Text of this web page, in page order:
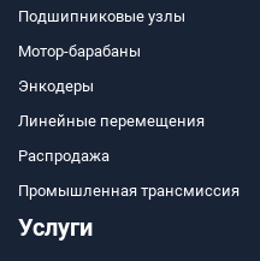
Подшипниковые узлы
Мотор-барабаны
Энкодеры
Линейные перемещения
Распродажа
Промышленная трансмиссия
Услуги